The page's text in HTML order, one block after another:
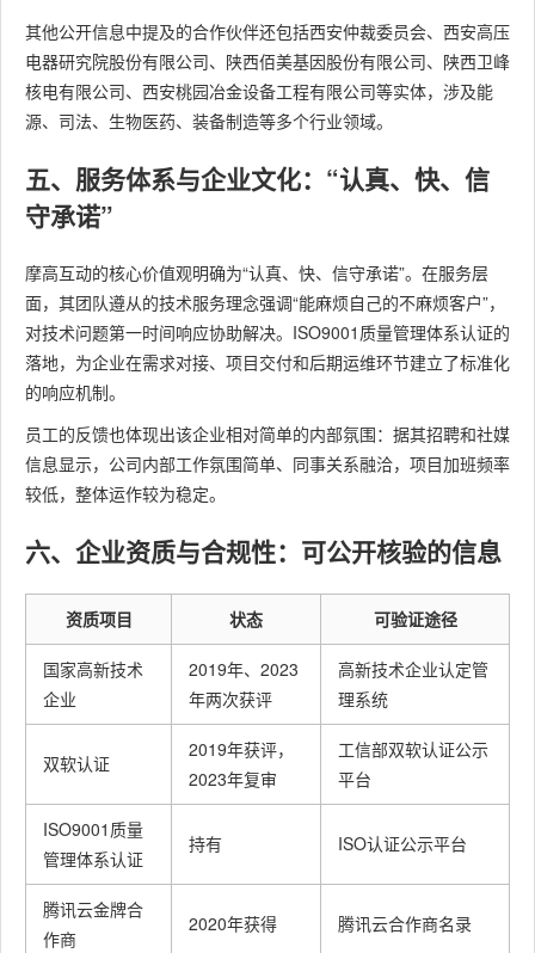
其他公开信息中提及的合作伙伴还包括西安仲裁委员会、西安高压
电器研究院股份有限公司、陕西佰美基因股份有限公司、陕西卫峰
核电有限公司、西安桃园冶金设备工程有限公司等实体，涉及能
源、司法、生物医药、装备制造等多个行业领域。
五、服务体系与企业文化：“认真、快、信
守承诺”
摩高互动的核心价值观明确为“认真、快、信守承诺”。在服务层
面，其团队遵从的技术服务理念强调“能麻烦自己的不麻烦客户”，
对技术问题第一时间响应协助解决。ISO9001质量管理体系认证的
落地，为企业在需求对接、项目交付和后期运维环节建立了标准化
的响应机制。
员工的反馈也体现出该企业相对简单的内部氛围：据其招聘和社媒
信息显示，公司内部工作氛围简单、同事关系融洽，项目加班频率
较低，整体运作较为稳定。
六、企业资质与合规性：可公开核验的信息
资质项目 状态 可验证途径
国家高新技术
企业
2019年、2023
年两次获评
高新技术企业认定管
理系统
双软认证
2019年获评，
2023年复审
工信部双软认证公示
平台
ISO9001质量
管理体系认证
持有 ISO认证公示平台
腾讯云金牌合
作商
2020年获得 腾讯云合作商名录